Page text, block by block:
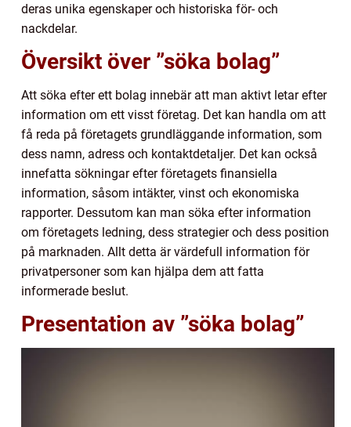
deras unika egenskaper och historiska för- och
nackdelar.
Översikt över ”söka bolag”
Att söka efter ett bolag innebär att man aktivt letar efter
information om ett visst företag. Det kan handla om att
få reda på företagets grundläggande information, som
dess namn, adress och kontaktdetaljer. Det kan också
innefatta sökningar efter företagets finansiella
information, såsom intäkter, vinst och ekonomiska
rapporter. Dessutom kan man söka efter information
om företagets ledning, dess strategier och dess position
på marknaden. Allt detta är värdefull information för
privatpersoner som kan hjälpa dem att fatta
informerade beslut.
Presentation av ”söka bolag”